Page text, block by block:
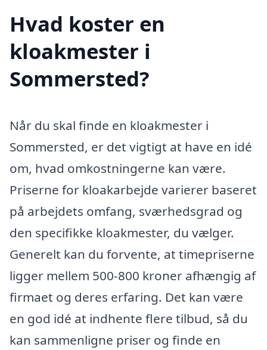
Hvad koster en
kloakmester i
Sommersted?
Når du skal finde en kloakmester i
Sommersted, er det vigtigt at have en idé
om, hvad omkostningerne kan være.
Priserne for kloakarbejde varierer baseret
på arbejdets omfang, sværhedsgrad og
den specifikke kloakmester, du vælger.
Generelt kan du forvente, at timepriserne
ligger mellem 500-800 kroner afhængig af
firmaet og deres erfaring. Det kan være
en god idé at indhente flere tilbud, så du
kan sammenligne priser og finde en